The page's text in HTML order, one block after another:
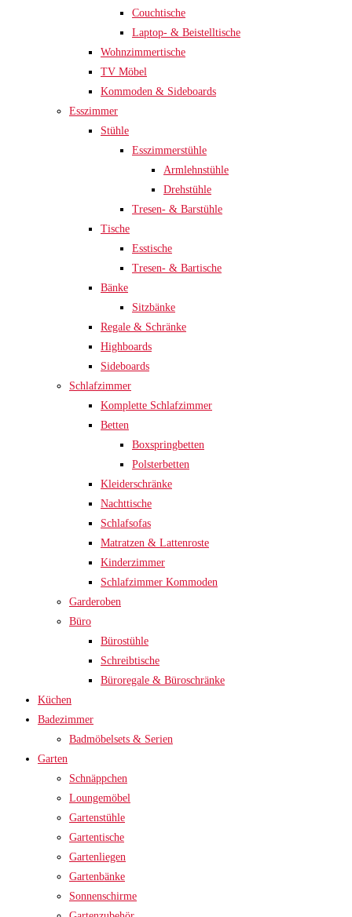
Couchtische
Laptop- & Beistelltische
Wohnzimmertische
TV Möbel
Kommoden & Sideboards
Esszimmer
Stühle
Esszimmerstühle
Armlehnstühle
Drehstühle
Tresen- & Barstühle
Tische
Esstische
Tresen- & Bartische
Bänke
Sitzbänke
Regale & Schränke
Highboards
Sideboards
Schlafzimmer
Komplette Schlafzimmer
Betten
Boxspringbetten
Polsterbetten
Kleiderschränke
Nachttische
Schlafsofas
Matratzen & Lattenroste
Kinderzimmer
Schlafzimmer Kommoden
Garderoben
Büro
Bürostühle
Schreibtische
Büroregale & Büroschränke
Küchen
Badezimmer
Badmöbelsets & Serien
Garten
Schnäppchen
Loungemöbel
Gartenstühle
Gartentische
Gartenliegen
Gartenbänke
Sonnenschirme